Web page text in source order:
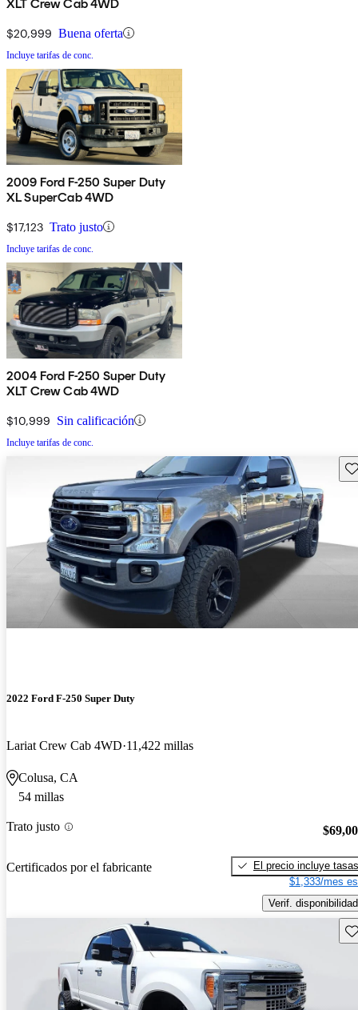
XLT Crew Cab 4WD
$20,999 Buena oferta
Incluye tarifas de conc.
2009 Ford F-250 Super Duty
XL SuperCab 4WD
$17,123 Trato justo
Incluye tarifas de conc.
2004 Ford F-250 Super Duty
XLT Crew Cab 4WD
$10,999 Sin calificación
Incluye tarifas de conc.
2022 Ford F-250 Super Duty
Lariat Crew Cab 4WD 11,422 millas
Colusa, CA
54 millas
Trato justo
Certificados por el fabricante
El precio incluye tasas
$1,333/mes
Verif. disponibilidad